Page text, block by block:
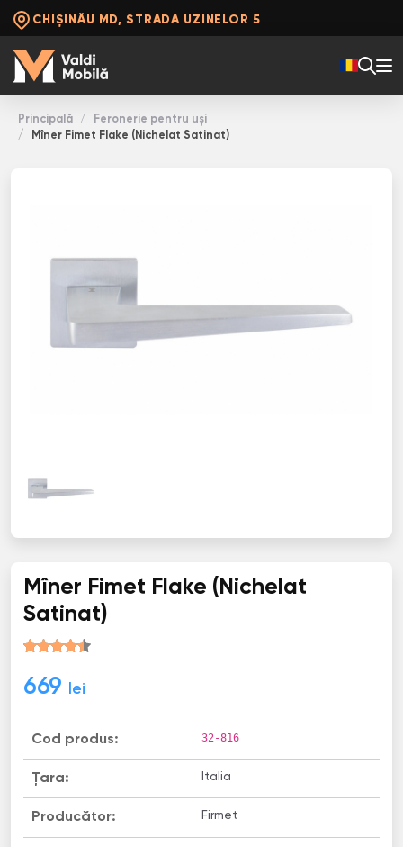
CHIȘINĂU MD, STRADA UZINELOR 5
Principală
Feronerie pentru uși
Mîner Fimet Flake (Nichelat Satinat)
Mîner Fimet Flake (Nichelat
Satinat)
669 lei
Cod produs: 32-816
Țara: Italia
Producător: Firmet